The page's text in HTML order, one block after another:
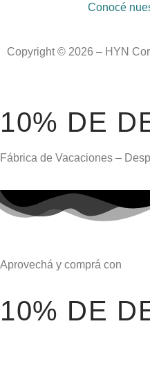
Conocé
Copyright © 2026 – HYN
10% DE
Fábrica de Vacaciones –
Aprovechá y comprá con
10% DE